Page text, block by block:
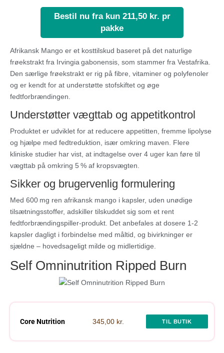
Bestil nu fra kun 211,50 kr. pr
pakke
Afrikansk Mango er et kosttilskud baseret på det naturlige
frøekstrakt fra Irvingia gabonensis, som stammer fra Vestafrika.
Den særlige frøekstrakt er rig på fibre, vitaminer og polyfenoler
og er kendt for at understøtte stofskiftet og øge
fedtforbrændingen.
Understøtter vægttab og appetitkontrol
Produktet er udviklet for at reducere appetitten, fremme lipolyse
og hjælpe med fedtreduktion, især omkring maven. Flere
kliniske studier har vist, at indtagelse over 4 uger kan føre til
vægttab på omkring 5 % af kropsvægten.
Sikker og brugervenlig formulering
Med 600 mg ren afrikansk mango i kapsler, uden unødige
tilsætningsstoffer, adskiller tilskuddet sig som et rent
fedtforbrændingspiller-produkt. Det anbefales at dosere 1-2
kapsler dagligt i forbindelse med måltid, og bivirkninger er
sjældne – hovedsageligt milde og midlertidige.
Self Omninutrition Ripped Burn
Core Nutrition 345,00 kr. TIL BUTIK